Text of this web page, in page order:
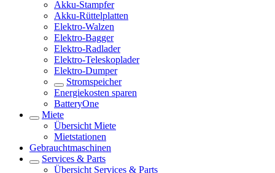
Akku-Stampfer
Akku-Rüttelplatten
Elektro-Walzen
Elektro-Bagger
Elektro-Radlader
Elektro-Teleskoplader
Elektro-Dumper
Stromspeicher
Energiekosten sparen
BatteryOne
Miete
Übersicht Miete
Mietstationen
Gebrauchtmaschinen
Services & Parts
Übersicht Services & Parts